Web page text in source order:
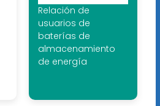
Relación de
usuarios de
baterías de
almacenamiento
de energía